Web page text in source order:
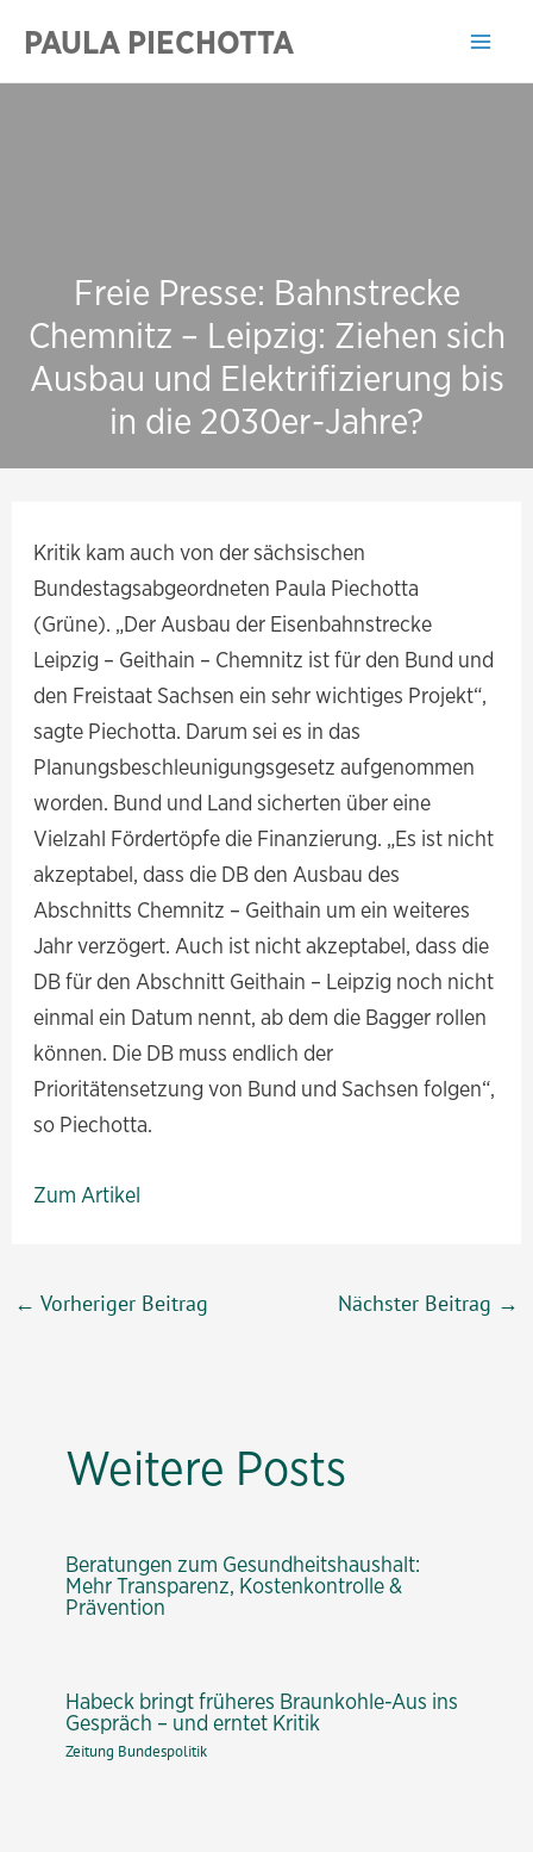
Inhalt
springen
PAULA PIECHOTTA
Freie Presse: Bahnstrecke
Chemnitz – Leipzig: Ziehen sich
Ausbau und Elektrifizierung bis
in die 2030er-Jahre?
Kritik kam auch von der sächsischen
Bundestagsabgeordneten Paula Piechotta
(Grüne). „Der Ausbau der Eisenbahnstrecke
Leipzig – Geithain – Chemnitz ist für den Bund und
den Freistaat Sachsen ein sehr wichtiges Projekt“,
sagte Piechotta. Darum sei es in das
Planungsbeschleunigungsgesetz aufgenommen
worden. Bund und Land sicherten über eine
Vielzahl Fördertöpfe die Finanzierung. „Es ist nicht
akzeptabel, dass die DB den Ausbau des
Abschnitts Chemnitz – Geithain um ein weiteres
Jahr verzögert. Auch ist nicht akzeptabel, dass die
DB für den Abschnitt Geithain – Leipzig noch nicht
einmal ein Datum nennt, ab dem die Bagger rollen
können. Die DB muss endlich der
Prioritätensetzung von Bund und Sachsen folgen“,
so Piechotta.
Zum Artikel
Beitragsnavigation
← Vorheriger Beitrag Nächster Beitrag →
Weitere Posts
Beratungen zum Gesundheitshaushalt:
Mehr Transparenz, Kostenkontrolle &
Prävention
Habeck bringt früheres Braunkohle-Aus ins
Gespräch – und erntet Kritik
Zeitung Bundespolitik